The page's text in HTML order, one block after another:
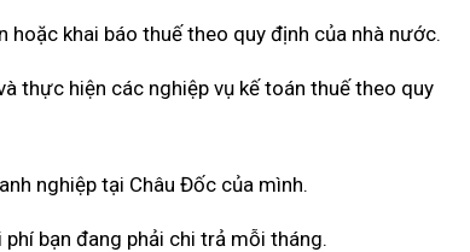
hoặc khai báo thuế theo quy định của nhà nước.
thực hiện các nghiệp vụ kế toán thuế theo quy
nghiệp tại Châu Đốc của mình.
bạn đang phải chi trả mỗi tháng.